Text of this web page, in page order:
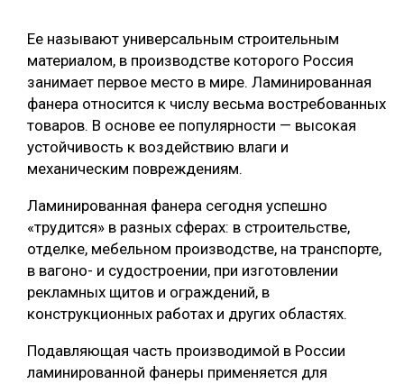
МЕБЕЛЬНОЕ ПРОИЗВОДСТВО
Ее называют универсальным строительным
материалом, в производстве которого Россия
занимает первое место в мире. Ламинированная
фанера относится к числу весьма востребованных
товаров. В основе ее популярности — высокая
устойчивость к воздействию влаги и
механическим повреждениям.
Ламинированная фанера сегодня успешно
«трудится» в разных сферах: в строительстве,
отделке, мебельном производстве, на транспорте,
в вагоно- и судостроении, при изготовлении
рекламных щитов и ограждений, в
конструкционных работах и других областях.
Подавляющая часть производимой в России
ламинированной фанеры применяется для